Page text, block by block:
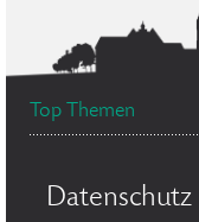
Top Themen
Datenschutz